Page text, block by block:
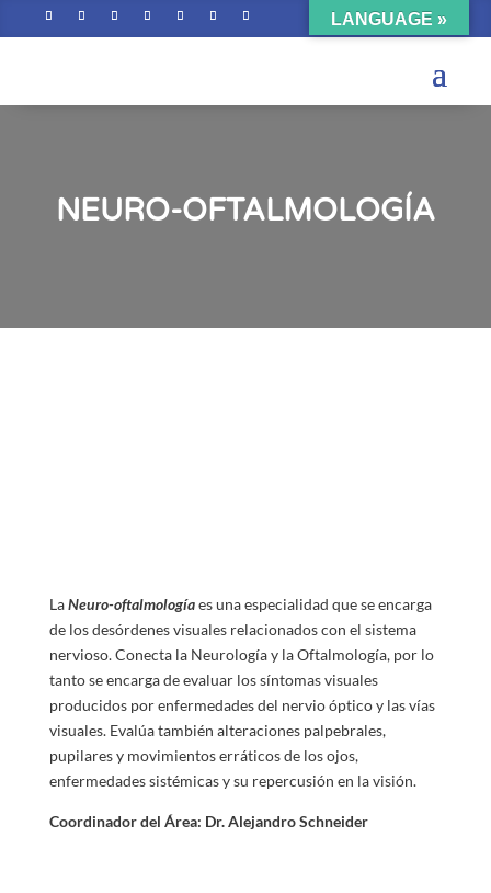
NEURO-OFTALMOLOGÍA
LaNeuro-oftalmologíaes una especialidad que se encarga
de los desórdenes visuales relacionados con el sistema
nervioso. Conecta la Neurología y la Oftalmología, por lo
tanto se encarga de evaluar los síntomas visuales
producidos por enfermedades del nervio óptico y las vías
visuales. Evalúa también alteraciones palpebrales,
pupilares y movimientos erráticos de los ojos,
enfermedades sistémicas y su repercusión en la visión.
Coordinador del Área: Dr.Alejandro Schneider
LANGUAGE »